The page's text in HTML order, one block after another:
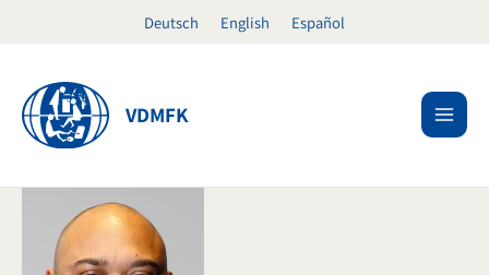
Deutsch English Español
VDMFK